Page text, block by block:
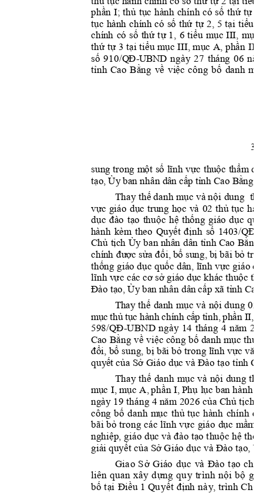
phần I; thủ tục hành chính có số thứ tự
tục hành chính có số thứ tự 2, 5 tại tiểu
chính có số thứ tự 1, 6 tiểu mục III, mục
thứ tự 3 tại tiểu mục III, mục A, phần II
số 910/QĐ-UBND ngày 27 tháng 06
tỉnh Cao Bằng về việc công bố danh
3
sung trong một số lĩnh vực thuộc thẩm
tạo, Ủy ban nhân dân cấp tỉnh Cao Bằng.
Thay thế danh mục và nội dung t
vực giáo dục trung học và 02 thủ tục
dục đào tạo thuộc hệ thống giáo dục
hành kèm theo Quyết định số 1403/QĐ
Chủ tịch Ủy ban nhân dân tỉnh Cao Bằng
chính được sửa đổi, bổ sung, bị bãi bỏ tro
thống giáo dục quốc dân, lĩnh vực giáo dụ
lĩnh vực các cơ sở giáo dục khác thuộc thẩ
Đào tạo, Ủy ban nhân dân cấp xã tỉnh Cao
Thay thế danh mục và nội dung 02
mục thủ tục hành chính cấp tỉnh, phần II,
598/QĐ-UBND ngày 14 tháng 4 năm
Cao Bằng về việc công bố danh mục thủ
đổi, bổ sung, bị bãi bỏ trong lĩnh vực văn
quyết của Sở Giáo dục và Đào tạo tỉnh Ca
Thay thế danh mục và nội dung th
mục I, mục A, phần I, Phụ lục ban hành
ngày 19 tháng 4 năm 2026 của Chủ tịch
công bố danh mục thủ tục hành chính
bãi bỏ trong các lĩnh vực giáo dục mầm
nghiệp, giáo dục và đào tạo thuộc hệ
giải quyết của Sở Giáo dục và Đào tạo,
Giao Sở Giáo dục và Đào tạo ch
liên quan xây dựng quy trình nội bộ gi
bố tại Điều 1 Quyết định này, trình Ch